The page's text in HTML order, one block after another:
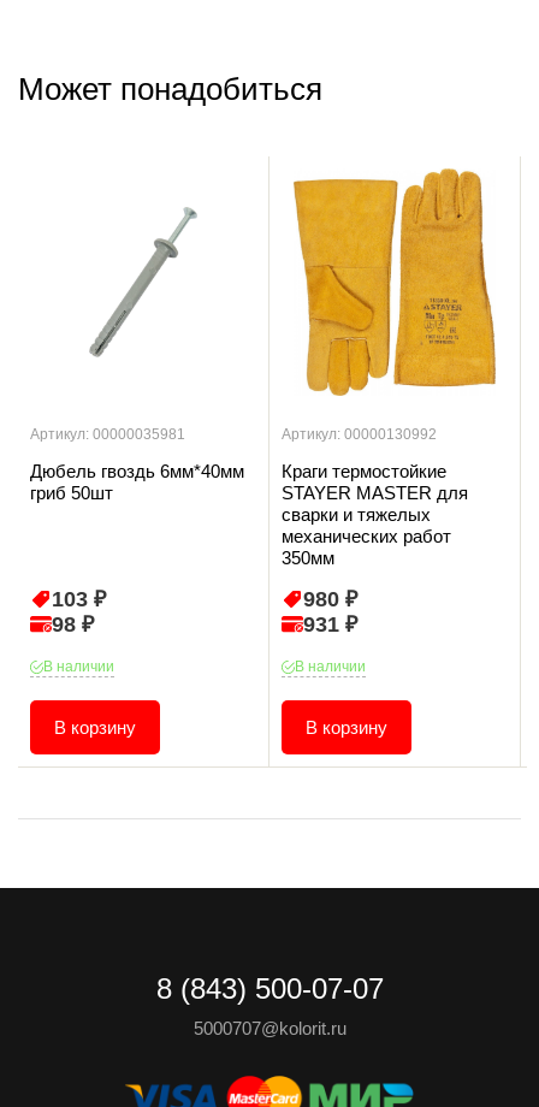
Может понадобиться
Артикул: 00000035981
Дюбель гвоздь 6мм*40мм
гриб 50шт
103 ₽
98 ₽
В наличии
В корзину
Артикул: 00000130992
Краги термостойкие
STAYER MASTER для
сварки и тяжелых
механических работ
350мм
980 ₽
931 ₽
В наличии
В корзину
8 (843) 500-07-07
5000707@kolorit.ru